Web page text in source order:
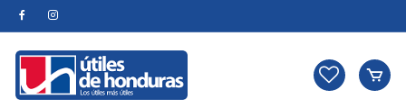
Skip
to
content